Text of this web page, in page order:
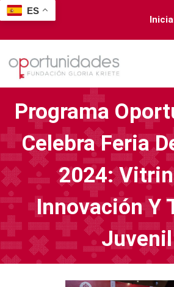
Programa
Celebra Feria
2024:
Innovación Y
Juvenil
ES